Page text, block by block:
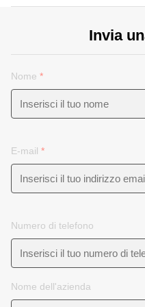
Invia
Nome *
E-mail *
Numero di telefono
Nome dell'azienda